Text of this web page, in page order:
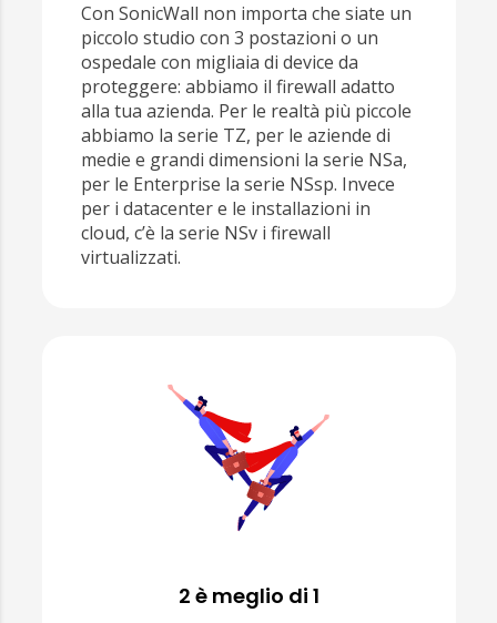
Con SonicWall non importa che siate un
piccolo studio con 3 postazioni o un
ospedale con migliaia di device da
proteggere: abbiamo il firewall adatto
alla tua azienda. Per le realtà più piccole
abbiamo la serie TZ, per le aziende di
medie e grandi dimensioni la serie NSa,
per le Enterprise la serie NSsp. Invece
per i datacenter e le installazioni in
cloud, c’è la serie NSv i firewall
virtualizzati.
2 è meglio di 1